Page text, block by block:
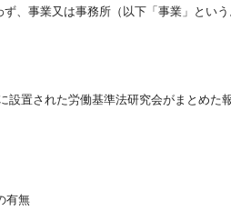
、事業又は事務所（以下「事業」とい
置された労働基準法研究会がまとめた
有無